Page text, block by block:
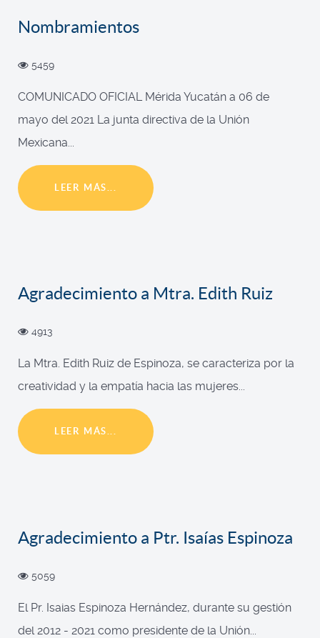
Nombramientos
5459
COMUNICADO OFICIAL Mérida Yucatán a 06 de
mayo del 2021 La junta directiva de la Unión
Mexicana...
LEER MÁS...
Agradecimiento a Mtra. Edith Ruiz
4913
La Mtra. Edith Ruiz de Espinoza, se caracteriza por la
creatividad y la empatía hacia las mujeres...
LEER MÁS...
Agradecimiento a Ptr. Isaías Espinoza
5059
El Pr. Isaias Espinoza Hernández, durante su gestión
del 2012 - 2021 como presidente de la Unión...